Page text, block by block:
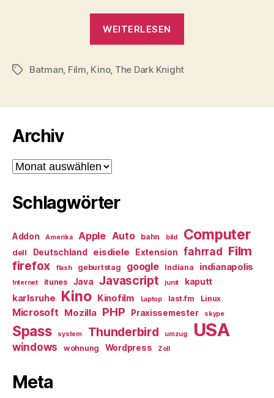
WEITERLESEN
Knight“
Schlagwörter
Batman, Film, Kino, The Dark Knight
Archiv
Archiv
Schlagwörter
Addon Amerika Apple Auto bahn bild Computer
dell Deutschland eisdiele Extension fahrrad Film
firefox flash geburtstag google Indiana indianapolis
Internet itunes Java Javascript junit kaputt
karlsruhe Kino Kinofilm Laptop last.fm Linux
Microsoft Mozilla PHP Praxissemester skype
Spass system Thunderbird umzug USA
windows wohnung Wordpress Zoll
Meta